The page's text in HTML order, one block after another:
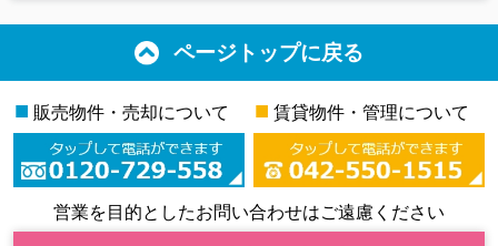
ページトップに戻る
■ 販売物件・売却について ■ 賃貸物件・管理について
営業を目的としたお問い合わせはご遠慮ください